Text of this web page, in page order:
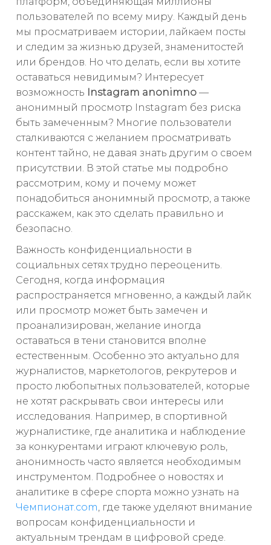
пользователей по всему миру. Каждый день
мы просматриваем истории, лайкаем посты
и следим за жизнью друзей, знаменитостей
или брендов. Но что делать, если вы хотите
оставаться невидимым? Интересует
возможность
Instagram anonimno —
анонимный просмотр Instagram без риска
быть замеченным? Многие пользователи
сталкиваются с желанием просматривать
контент тайно, не давая знать другим о своем
присутствии. В этой статье мы подробно
рассмотрим, кому и почему может
понадобиться анонимный просмотр, а также
расскажем, как это сделать правильно и
безопасно.
Важность конфиденциальности в
социальных сетях трудно переоценить.
Сегодня, когда информация
распространяется мгновенно, а каждый лайк
или просмотр может быть замечен и
проанализирован, желание иногда
оставаться в тени становится вполне
естественным. Особенно это актуально для
журналистов, маркетологов, рекрутеров и
просто любопытных пользователей, которые
не хотят раскрывать свои интересы или
исследования. Например, в спортивной
журналистике, где аналитика и наблюдение
за конкурентами играют ключевую роль,
анонимность часто является необходимым
инструментом. Подробнее о новостях и
аналитике в сфере спорта можно узнать на
Чемпионат.com, где также уделяют внимание
вопросам конфиденциальности и
актуальным трендам в цифровой среде.